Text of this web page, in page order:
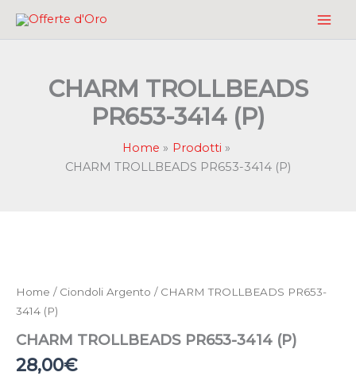
CHARM TROLLBEADS
PR653-3414 (P)
Home
Prodotti
CHARM TROLLBEADS PR653-3414 (P)
Home / Ciondoli Argento / CHARM TROLLBEADS PR653-
3414 (P)
CHARM TROLLBEADS PR653-3414 (P)
28,00€